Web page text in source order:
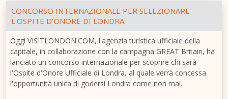
CONCORSO INTERNAZIONALE PER SELEZIONARE
L'OSPITE D'ONORE DI LONDRA.
Oggi VISITLONDON.COM, l'agenzia turistica ufficiale della
capitale, in collaborazione con la campagna GREAT Britain, ha
lanciato un concorso internazionale per scoprire chi sarà
l'Ospite d'Onore Ufficiale di Londra, al quale verrà concessa
l'opportunità unica di godersi Londra come non mai.